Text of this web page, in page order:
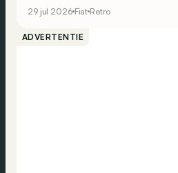
29 jul 2026 Fiat Retro
ADVERTENTIE